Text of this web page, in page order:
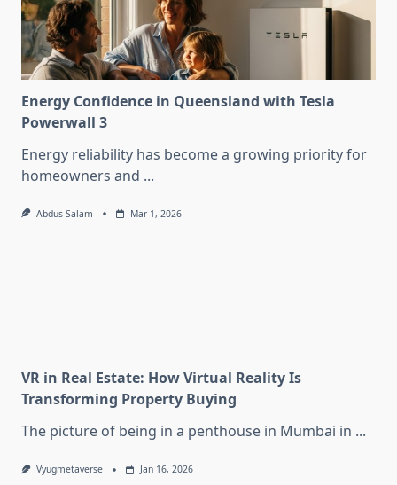
Energy Confidence in Queensland with Tesla
Powerwall 3
Energy reliability has become a growing priority for
homeowners and ...
Abdus Salam Mar 1, 2026
VR in Real Estate: How Virtual Reality Is
Transforming Property Buying
The picture of being in a penthouse in Mumbai in ...
Vyugmetaverse Jan 16, 2026